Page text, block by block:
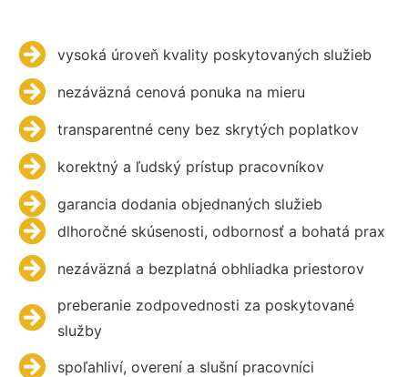
vysoká úroveň kvality poskytovaných služieb
nezáväzná cenová ponuka na mieru
transparentné ceny bez skrytých poplatkov
korektný a ľudský prístup pracovníkov
garancia dodania objednaných služieb
dlhoročné skúsenosti, odbornosť a bohatá prax
nezáväzná a bezplatná obhliadka priestorov
preberanie zodpovednosti za poskytované
služby
spoľahliví, overení a slušní pracovníci